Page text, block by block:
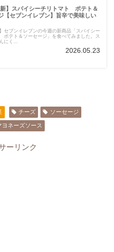
新】スパイシーチリトマト ポテト＆
【セブンイレブン】旨辛で美味しい
セブンイレブンの今週の新商品「スパイシー
テト＆ソーセージ」を食べてみました。ス
にく...
2026.05.23
チーズ
ソーセージ
ヨネーズソース
ーリンク